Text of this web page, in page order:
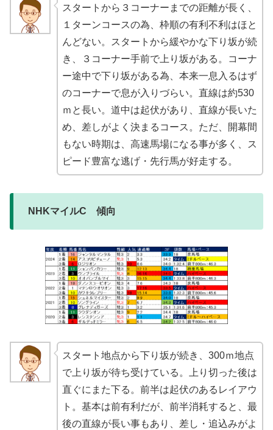
スタートから３コーナーまでの距離が長く、
１ターンコースの為、枠順の有利不利はほと
んどない。スタートから緩やかな下り坂が続
き、３コーナー手前で上り坂がある。コーナ
ー途中で下り坂がある為、本来一息入るはず
のコーナーで息が入りづらい。直線は約530
ｍと長い。道中は起伏があり、直線が長いた
め、差しがよく決まるコース。ただ、開幕間
もない時期は、高速馬場になる事が多く、ス
ピード豊富な逃げ・先行馬が好走する。
NHKマイルC 傾向
スタート地点から下り坂が続き、300ｍ地点
で上り坂が待ち受けている。上り切った後は
直ぐにまた下る。前半は起伏のあるレイアウ
ト。基本は前有利だが、前半消耗すると、最
後の直線が長い事もあり、差し・追込みがよ